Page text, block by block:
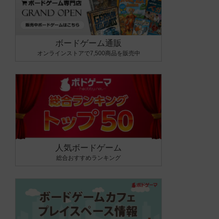
ボードゲーム通販
オンラインストアで7,500商品を販売中
人気ボードゲーム
総合おすすめランキング